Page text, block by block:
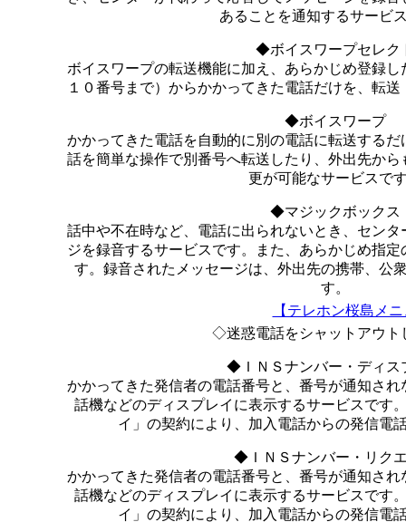
あることを通知するサービ
◆ボイスワープセレク
ボイスワープの転送機能に加え、あらかじめ登録
１０番号まで）からかかってきた電話だけを、転
◆ボイスワープ
かかってきた電話を自動的に別の電話に転送する
話を簡単な操作で別番号へ転送したり、外出先か
更が可能なサービスで
◆マジックボックス
話中や不在時など、電話に出られないとき、セン
ジを録音するサービスです。また、あらかじめ指
す。録音されたメッセージは、外出先の携帯、公
す。
【テレホン桜島メ
◇迷惑電話をシャットアウ
◆ＩＮＳナンバー・ディス
かかってきた発信者の電話番号と、番号が通知さ
話機などのディスプレイに表示するサービスです
イ」の契約により、加入電話からの発信電
◆ＩＮＳナンバー・リク
かかってきた発信者の電話番号と、番号が通知さ
話機などのディスプレイに表示するサービスです
イ」の契約により、加入電話からの発信電